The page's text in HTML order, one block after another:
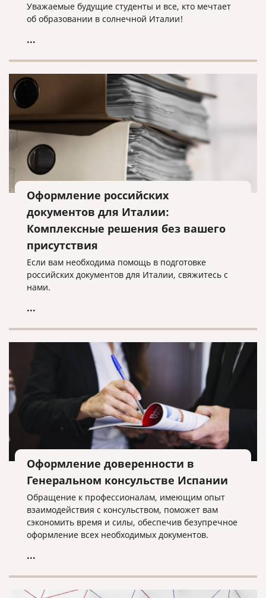
Уважаемые будущие студенты и все, кто мечтает
об образовании в солнечной Италии!
...
Оформление российских
документов для Италии:
Комплексные решения без вашего
присутствия
Если вам необходима помощь в подготовке
российских документов для Италии, свяжитесь с
нами.
...
Оформление доверенности в
Генеральном консульстве Испании
Обращение к профессионалам, имеющим опыт
взаимодействия с консульством, поможет вам
сэкономить время и силы, обеспечив безупречное
оформление всех необходимых документов.
...